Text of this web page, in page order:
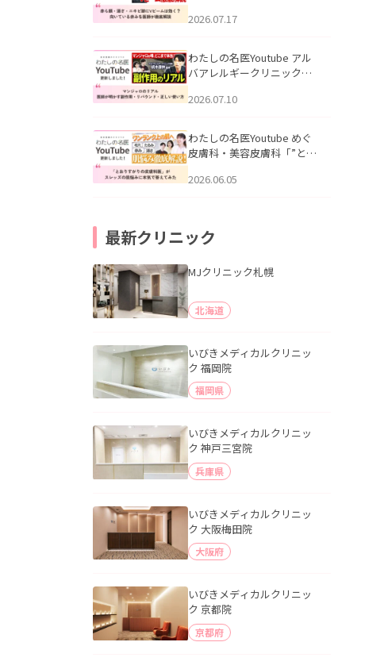
跡にVビームは効く？向いて
説」を公開いたしました。
2026.07.17
わたしの名医Youtube アル
バアレルギークリニック札
医師が明かす副作用・リバ
公開いたしました。
2026.07.10
わたしの名医Youtube めぐ
皮膚科・美容皮膚科「”とお
ッズの肌悩みに本気で答え
2026.06.05
最新クリニック
MJクリニック札幌
北海道
いびきメディカルクリニッ
ク 福岡院
福岡県
いびきメディカルクリニッ
ク 神戸三宮院
兵庫県
いびきメディカルクリニッ
ク 大阪梅田院
大阪府
いびきメディカルクリニッ
ク 京都院
京都府